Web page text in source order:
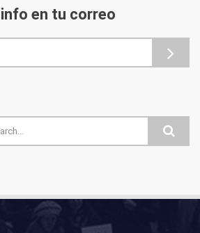
en tu correo
búsqueda